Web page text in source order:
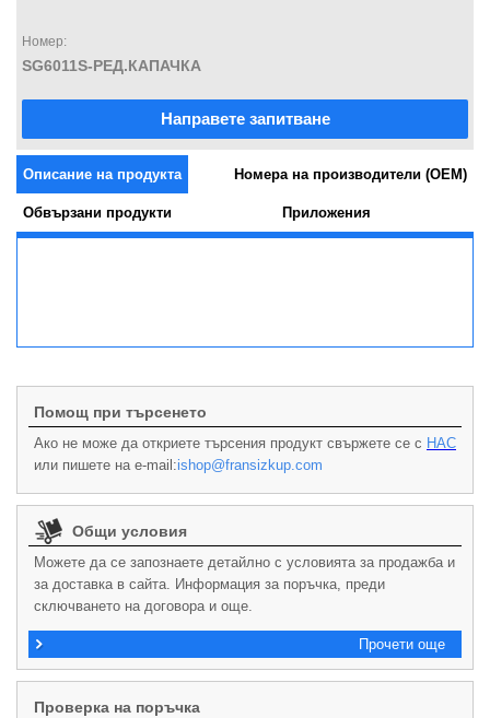
Номер:
SG6011S-РЕД.КАПАЧКА
Направете запитване
Описание на продукта Номера на производители (OEM)
Обвързани продукти Приложения
Помощ при търсенето
Ако не може да откриете търсения продукт свържете се с НАС
или пишете на e-mail:ishop@fransizkup.com
Общи условия
Можете да се запознаете детайлно с условията за продажба и
за доставка в сайта. Информация за поръчка, преди
сключването на договора и още.
Прочети още
Проверка на поръчка